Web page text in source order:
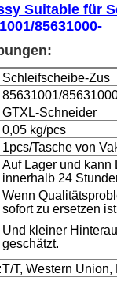
Suitable für
85631000-
Schleifscheibe-Zus
85631001/
GTXL-Schneider
0,05 kg/pcs
1pcs/Tasche von
Auf Lager und kann
innerhalb 24
Wenn
sofort zu ersetzen
Und kleiner
geschätzt.
T/T, Western Union,